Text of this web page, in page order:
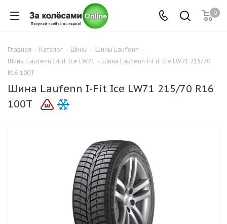
0
Главная - Каталог - Шины - Шины Laufenn -
Шины Laufenn I-Fit Ice LW71 - Шина Laufenn I-Fit Ice LW71 215/70
R16 100T
Шина Laufenn I-Fit Ice LW71 215/70 R16
100T